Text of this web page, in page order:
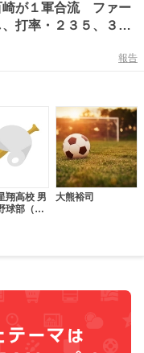
が１軍合流 ファー
打率・２３５、３本
西武戦は中止も昇格
報告
翔高校 男
球部（熊
大熊裕司